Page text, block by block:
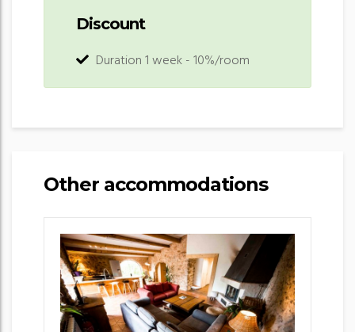
Discount
Duration 1 week - 10%/room
Other accommodations